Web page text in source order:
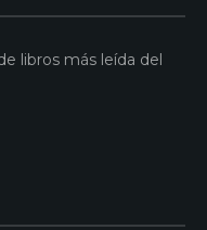
libros más leída del